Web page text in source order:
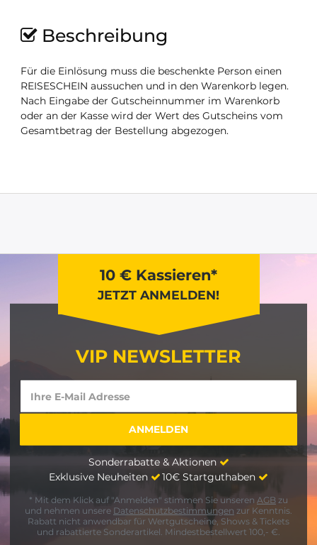
Beschreibung
Für die Einlösung muss die beschenkte Person einen
REISESCHEIN aussuchen und in den Warenkorb legen.
Nach Eingabe der Gutscheinnummer im Warenkorb
oder an der Kasse wird der Wert des Gutscheins vom
Gesamtbetrag der Bestellung abgezogen.
10 € Kassieren*
JETZT ANMELDEN!
VIP NEWSLETTER
Sonderrabatte & Aktionen
Exklusive Neuheiten
10€ Startguthaben
* Mit dem Klick auf "Anmelden" stimmen Sie unseren AGB zu
und nehmen unsere Datenschutzbestimmungen zur Kenntnis.
Rabatt nicht anwendbar für Wertgutscheine, Shows & Tickets
und rabattierte Sonderartikel. Mindestbestellwert 100,- €.